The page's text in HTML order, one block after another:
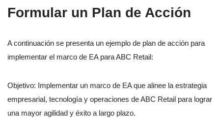
Formular un Plan de Acción
A continuación se presenta un ejemplo de plan de acción para
implementar el marco de EA para ABC Retail:
Objetivo: Implementar un marco de EA que alinee la estrategia
empresarial, tecnología y operaciones de ABC Retail para lograr
una mayor agilidad y éxito a largo plazo.